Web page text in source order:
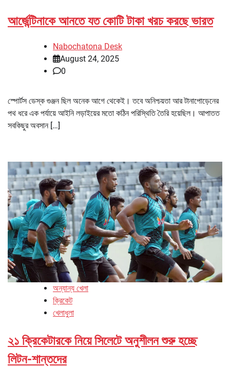
আর্জেন্টিনাকে আনতে যত কোটি টাকা খরচ করছে ভারত
Nabochatona Desk
August 24, 2025
0
স্পোর্টস ডেস্ক গুঞ্জন ছিল অনেক আগে থেকেই। তবে অনিশ্চয়তা আর টানাপোড়েনের
পথ ধরে এক পর্যায়ে আইনি লড়াইয়ের মতো কঠিন পরিস্থিতি তৈরি হয়েছিল। আপাতত
সবকিছুর অবসান […]
অন্যান্য খেলা
ক্রিকেট
খেলাধুলা
২১ ক্রিকেটারকে নিয়ে সিলেটে অনুশীলন শুরু হচ্ছে
লিটন-শান্তদের